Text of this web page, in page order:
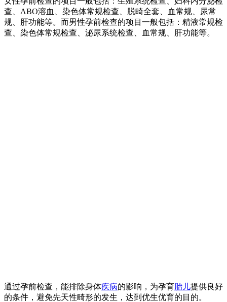
查、ABO溶血、染色体常规检查、脱畸全套、血常规、尿常
规、肝功能等。而男性孕前检查的项目一般包括：精液常规检
查、染色体常规检查、泌尿系统检查、血常规、肝功能等。
通过孕前检查，能排除身体疾病的影响，为孕育胎儿提供良好
的条件，避免先天性畸形的发生，达到优生优育的目的。